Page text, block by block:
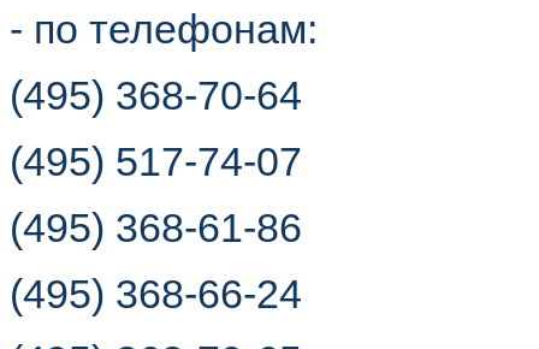
- по телефонам:
(495) 368-70-64
(495) 517-74-07
(495) 368-61-86
(495) 368-66-24